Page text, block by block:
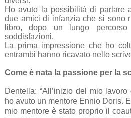
Ho avuto la possibilità di parlare
due amici di infanzia che si sono
libro, dopo un lungo
soddisfazioni.
La prima impressione che ho
entrambi hanno ricavato nello
Come è nata la passione per la
Dentella: “All’inizio del mio
ho avuto un mentore Ennio Doris.
mio mentore è stato proprio il